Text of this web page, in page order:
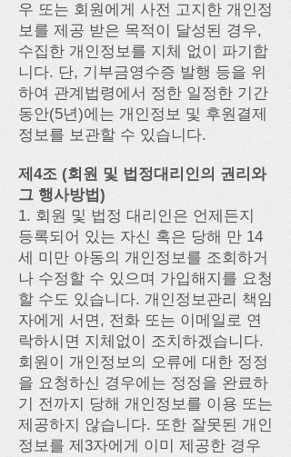
우 또는 회원에게 사전 고지한 개인정
보를 제공 받은 목적이 달성된 경우,
수집한 개인정보를 지체 없이 파기합
니다. 단, 기부금영수증 발행 등을 위
하여 관계법령에서 정한 일정한 기간
동안(5년)에는 개인정보 및 후원결제
정보를 보관할 수 있습니다.
제4조 (회원 및 법정대리인의 권리와
그 행사방법)
1. 회원 및 법정 대리인은 언제든지
등록되어 있는 자신 혹은 당해 만 14
세 미만 아동의 개인정보를 조회하거
나 수정할 수 있으며 가입해지를 요청
할 수도 있습니다. 개인정보관리 책임
자에게 서면, 전화 또는 이메일로 연
락하시면 지체없이 조치하겠습니다.
회원이 개인정보의 오류에 대한 정정
을 요청하신 경우에는 정정을 완료하
기 전까지 당해 개인정보를 이용 또는
제공하지 않습니다. 또한 잘못된 개인
정보를 제3자에게 이미 제공한 경우